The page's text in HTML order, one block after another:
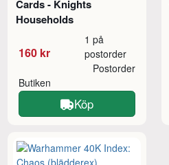
Cards - Knights
Households
160 kr
1 på
postorder
Butiken
Postorder
Köp